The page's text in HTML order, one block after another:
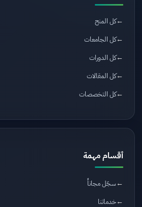
كل المنح
كل الجامعات
كل الدورات
كل المقالات
كل التخصصات
أقسام مهمة
سجّل مجاناً
خدماتنا